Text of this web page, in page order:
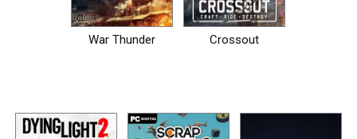
War Thunder Crossout